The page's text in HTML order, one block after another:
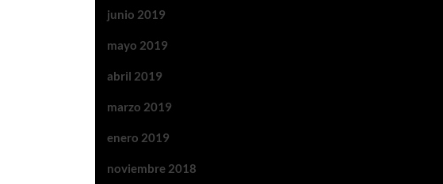
junio 2019
mayo 2019
abril 2019
marzo 2019
enero 2019
noviembre 2018